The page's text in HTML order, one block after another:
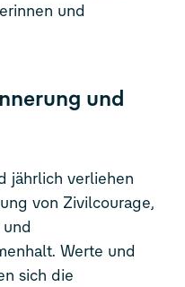
und
und
jährlich verliehen
von Zivilcourage,
Werte und
sich die